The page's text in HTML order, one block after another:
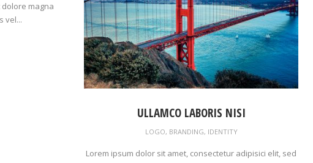
magna
vel...
ULLAMCO LABORIS NISI
LOGO, BRANDING, IDENTITY
Lorem ipsum dolor sit amet, consectetur adipisici elit, sed